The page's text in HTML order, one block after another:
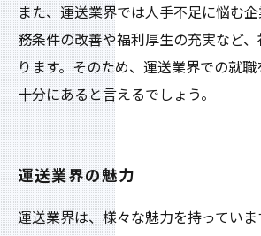
また、運送業界では人手不足に悩む
務条件の改善や福利厚生の充実など
ります。そのため、運送業界での就
十分にあると言えるでしょう。
運送業界の魅力
運送業界は、様々な魅力を持ってい